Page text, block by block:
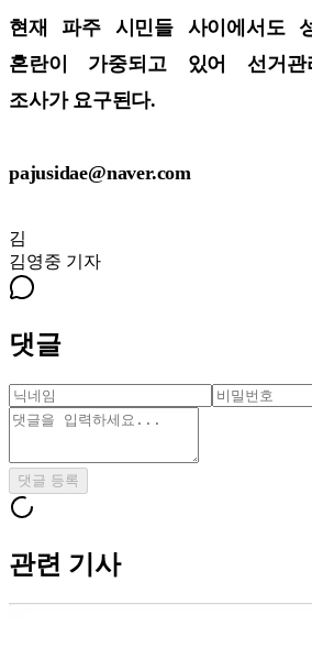
현재 파주 시민들 사이에서도
혼란이 가중되고 있어 선거관
조사가 요구된다.
pajusidae@naver.com
김
김영중 기자
댓글
댓글 등록
관련 기사